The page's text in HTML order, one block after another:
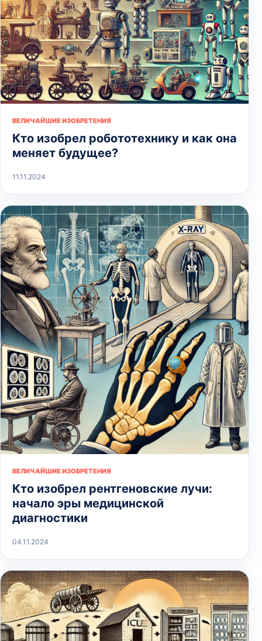
ВЕЛИЧАЙШИЕ ИЗОБРЕТЕНИЯ
Кто изобрел робототехнику и как она
меняет будущее?
11.11.2024
ВЕЛИЧАЙШИЕ ИЗОБРЕТЕНИЯ
Кто изобрел рентгеновские лучи:
начало эры медицинской
диагностики
04.11.2024